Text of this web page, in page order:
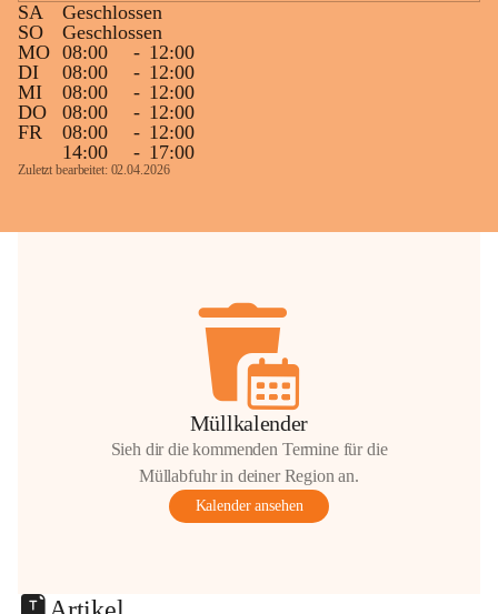
SA
Geschlossen
SO
Geschlossen
MO 08:00 - 12:00
DI
08:00 - 12:00
MI
08:00 - 12:00
DO
08:00 - 12:00
FR
08:00 - 12:00
14:00
- 17:00
Zuletzt bearbeitet: 02.04.2026
Müllkalender
Sieh dir die kommenden Termine für die
Müllabfuhr in deiner Region an.
Kalender ansehen